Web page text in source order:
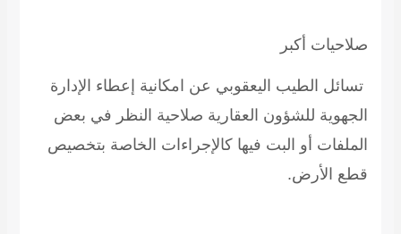
صلاحيات أكبر
تسائل الطيب اليعقوبي عن امكانية إعطاء الإدارة
الجهوية للشؤون العقارية صلاحية النظر في بعض
الملفات أو البت فيها كالإجراءات الخاصة بتخصيص
قطع الأرض.